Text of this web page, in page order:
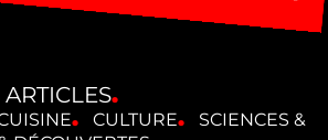
CULTURE
SCIENCES &